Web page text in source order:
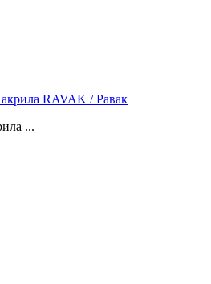
RAVAK / Равак
...